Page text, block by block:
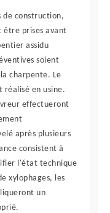
de construction,
être prises avant
assidu
soient
charpente. Le
en usine.
effectueront
après plusieurs
consistent à
l'état technique
xylophages, les
un